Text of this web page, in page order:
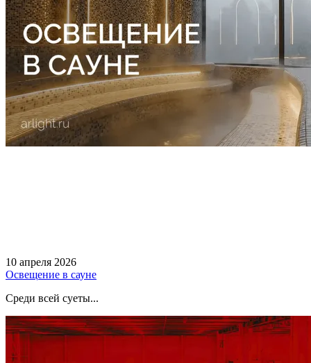
10 апреля 2026
Освещение в сауне
Среди всей суеты...